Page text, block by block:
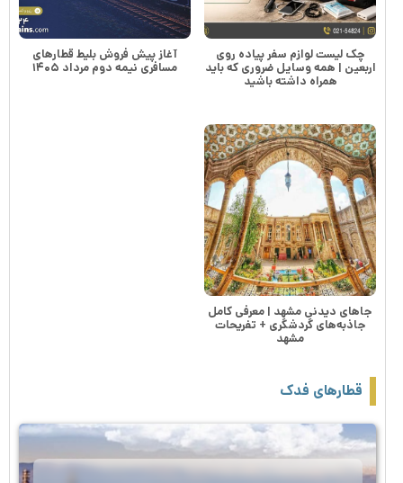
چک لیست لوازم سفر پیاده روی
اربعین | همه وسایل ضروری که باید
همراه داشته باشید
آغاز پیش فروش بلیط قطارهای
مسافری نیمه دوم مرداد ۱۴۰۵
جاهای دیدنی مشهد | معرفی کامل
جاذبه‌های گردشگری + تفریحات
مشهد
قطارهای فدک